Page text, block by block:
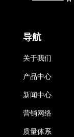
导航
关于我们
产品中心
新闻中心
营销网络
质量体系